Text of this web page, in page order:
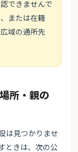
できませんで
または在籍
域の通所先
所・親の
は見つかりませ
ときは、次の公